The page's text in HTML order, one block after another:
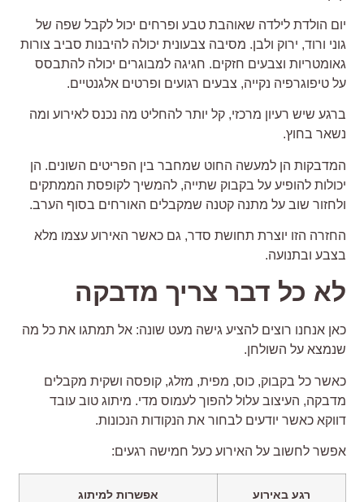
יום הולדת לילדה שאוהבת טבע ופרחים יכול לקבל שפה של
גוני ורוד, ירוק ולבן. מסיבה צבעונית יכולה להיבנות סביב צורות
גאומטריות וצבעים חזקים. חגיגה למבוגרים יכולה להתבסס
על טיפוגרפיה נקייה, צבעים רגועים ופרטים אלגנטיים.
ברגע שיש רעיון מרכזי, קל יותר להחליט מה נכנס לאירוע ומה
נשאר בחוץ.
המדבקות הן למעשה החוט שמחבר בין הפריטים השונים. הן
יכולות להופיע על בקבוק שתייה, להמשיך לקופסת הממתקים
ולחזור שוב על מתנה קטנה שמקבלים האורחים בסוף הערב.
החזרה הזו יוצרת תחושת סדר, גם כאשר האירוע עצמו מלא
בצבע ובתנועה.
לא כל דבר צריך מדבקה
כאן אנחנו רוצים להציע גישה מעט שונה: אל תמתגו את כל מה
שנמצא על השולחן.
כאשר כל בקבוק, כוס, מפית, מזלג, קופסה ושקית מקבלים
מדבקה, העיצוב עלול להפוך לעמוס מדי. מיתוג טוב עובד
דווקא כאשר יודעים לבחור את הנקודות הנכונות.
אפשר לחשוב על האירוע כעל חמישה רגעים:
רגע באירוע אפשרות למיתוג